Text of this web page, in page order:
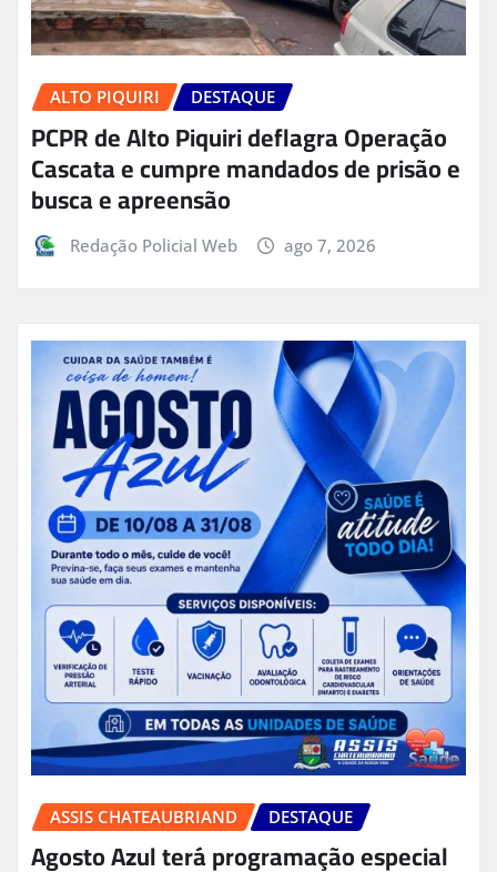
ALTO PIQUIRI DESTAQUE
PCPR de Alto Piquiri deflagra Operação
Cascata e cumpre mandados de prisão e
busca e apreensão
Redação Policial Web ago 7, 2026
ASSIS CHATEAUBRIAND DESTAQUE
Agosto Azul terá programação especial